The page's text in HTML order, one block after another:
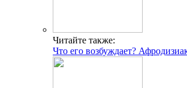
Читайте также:
Что его возбуждает?